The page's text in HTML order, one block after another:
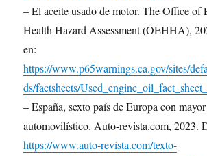
– El aceite usado de motor. The Office of
Health Hazard Assessment (OEHHA),
en:
https://www.p65warnings.ca.gov/sites/
ds/factsheets/
– España, sexto país de Europa con
automovilístico. Auto-revista.com, 2023.
https://www.auto-revista.com/texto-